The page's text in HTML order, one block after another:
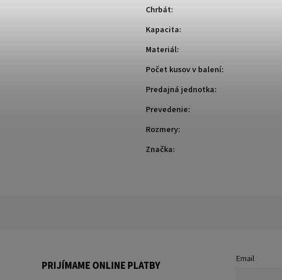
Chrbát:
Kapacita:
Materiál:
Počet kusov v balení:
Predajná jednotka:
Prevedenie:
Rozmery:
Značka:
PRIJÍMAME ONLINE PLATBY
Email